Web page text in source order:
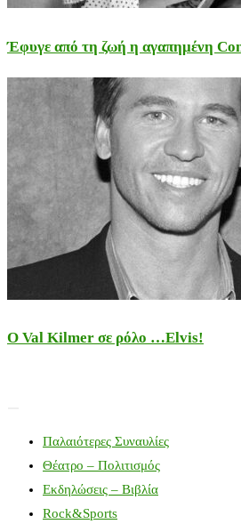
Έφυγε από τη ζωή η αγαπημένη
Ο Val Kilmer σε ρόλο …Elvis!
Παλαιότερες Συναυλίες
Θέατρο – Πολιτισμός
Εκδηλώσεις – Βιβλία
Rock&Sports